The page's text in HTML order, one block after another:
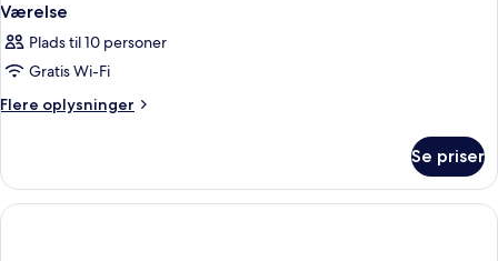
Værelse
Plads til 10 personer
Gratis Wi-Fi
Flere oplysninger
Flere
Se priser